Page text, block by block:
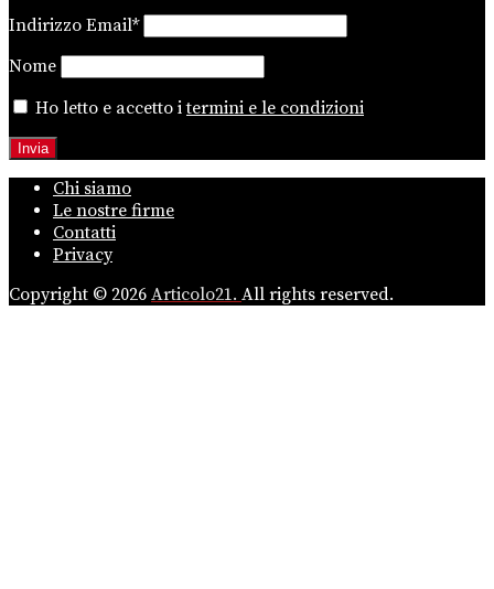
Indirizzo Email*
Nome
Ho letto e accetto itermini e le condizioni
Chi siamo
Le nostre firme
Contatti
Privacy
Copyright © 2026 Articolo21. All rights reserved.